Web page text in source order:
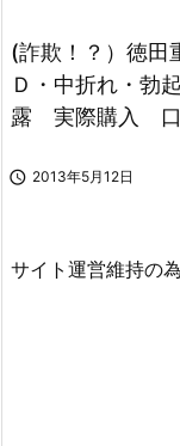
(詐欺！？）徳田
Ｄ・中折れ・
露 実際購入 口
 2013年5月12日
サイト運営維持の